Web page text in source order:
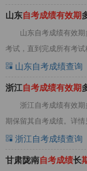
山东自考成绩有效期
山东自考成绩有效
考试，直到完成所有考
久呢?山东自考成绩是永
山东自考成绩查询
浙江自考成绩有效期
浙江自考成绩有效
期保留其自考成绩‌。详情
期有效‌。浙江自考成绩没
浙江自考成绩查询
甘肃陇南自考成绩长